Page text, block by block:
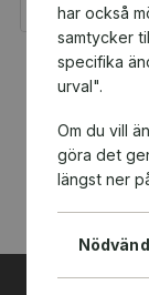
har också
samtycker
specifika
urval".
Om du vill
göra det
längst ner